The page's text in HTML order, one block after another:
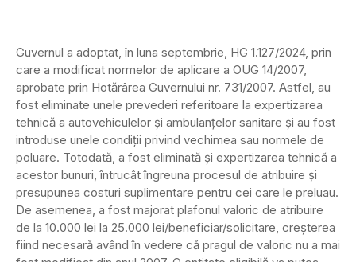
Guvernul a adoptat, în luna septembrie, HG 1.127/2024, prin
care a modificat normelor de aplicare a OUG 14/2007,
aprobate prin Hotărârea Guvernului nr. 731/2007. Astfel, au
fost eliminate unele prevederi referitoare la expertizarea
tehnică a autovehiculelor şi ambulanţelor sanitare și au fost
introduse unele condiţii privind vechimea sau normele de
poluare. Totodată, a fost eliminată și expertizarea tehnică a
acestor bunuri, întrucât îngreuna procesul de atribuire şi
presupunea costuri suplimentare pentru cei care le preluau.
De asemenea, a fost majorat plafonul valoric de atribuire
de la 10.000 lei la 25.000 lei/beneficiar/solicitare, creșterea
fiind necesară având în vedere că pragul de valoric nu a mai